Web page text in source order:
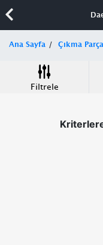
Ana Sayfa Çıkma Parça
Filtrele